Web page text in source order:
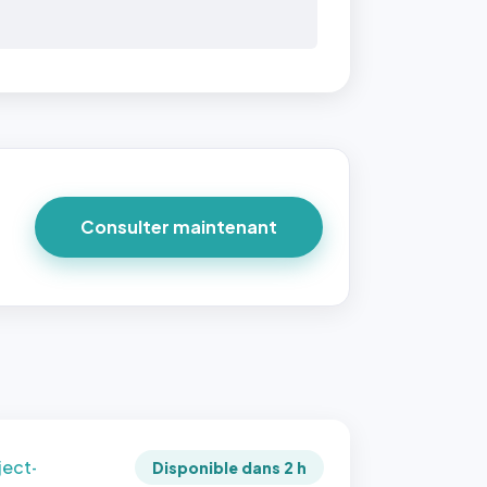
Consulter maintenant
par
1:1
à
Disponible dans 2 h